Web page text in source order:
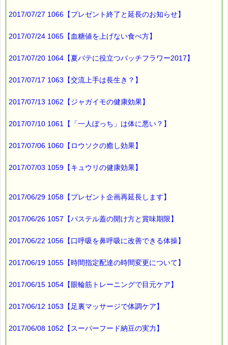
※単品でも「こころ・サポート」などの割引き商品は対象外で
す。
詳しくは下記サイトをご覧ください。
∞∞∞∞∞∞∞∞∞∞∞∞∞∞∞
ゼント
す。
割引クーポンのプレゼントや、耳より情報をいち早くお届け致し
∞∞∞∞∞∞∞∞∞∞∞∞∞∞∞
ｅパスタイム通信のバックナンバーはこちらです
https://pass-thyme.com/special/maga_back2017.asp
配信解除はこちらからできます
■━━━━━━━━━━━━━━■
バッチフラワーレメディに出会えて良かった！！
──────────────
発行責任者：店長 千葉るみこ
*****@pass-thyme.com
■━━━━━━━━━━━━━━■
2017/07/27 1066【プレゼント終了と延長のお知らせ】
2017/07/24 1065【血糖値を上げない食べ方】
2017/07/20 1064【夏バテに役立つバッチフラワー2017】
2017/07/17 1063【交流上手は長生き？】
2017/07/13 1062【ジャガイモの健康効果】
2017/07/10 1061【「一人ぼっち」は体に悪い？】
2017/07/06 1060【ロウソクの癒し効果】
2017/07/03 1059【キュウリの健康効果】
2017/06/29 1058【プレゼント企画再延長します】
2017/06/26 1057【パステル蓋の開け方と賞味期限】
2017/06/22 1056【口呼吸を鼻呼吸に改善できる体操】
2017/06/19 1055【時間指定配達の時間変更について】
2017/06/15 1054【眼輪筋トレーニングで目元ケア】
2017/06/12 1053【足裏マッサージで体調ケア】
2017/06/08 1052【スーパーフード納豆の実力】